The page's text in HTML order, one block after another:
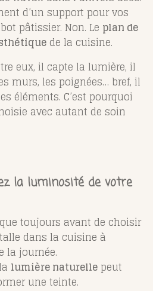
d’un support pour vos
pâtissier. Non. Le plan de
de la cuisine.
eux, il capte la lumière, il
murs, les poignées… bref, il
éléments. C’est pourquoi
avec autant de soin
la luminosité de votre
toujours avant de choisir
dans la cuisine à
la journée.
lumière naturelle peut
une teinte.